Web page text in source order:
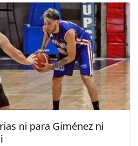
ni para Giménez ni